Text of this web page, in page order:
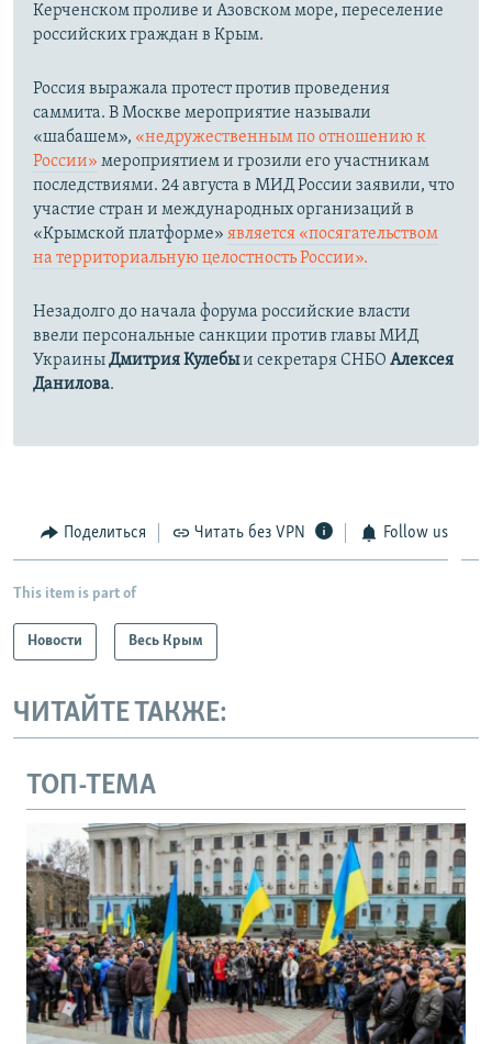
Керченском проливе и Азовском море, переселение
российских граждан в Крым.
Россия выражала протест против проведения
саммита. В Москве мероприятие называли
«шабашем», «недружественным по отношению к
России» мероприятием и грозили его участникам
последствиями. 24 августа в МИД России заявили, что
участие стран и международных организаций в
«Крымской платформе» является «посягательством
на территориальную целостность России».
Незадолго до начала форума российские власти
ввели персональные санкции против главы МИД
УкраиныДмитрия Кулебыи секретаря СНБО Алексея
Данилова.
Поделиться Читать без VPN Follow us
This item is part of
Новости Весь Крым
ЧИТАЙТЕ ТАКЖЕ:
ТОП-ТЕМА